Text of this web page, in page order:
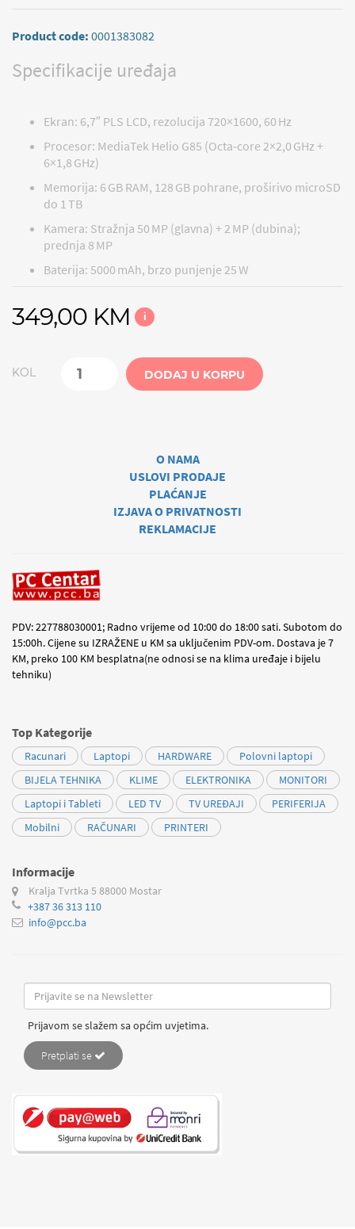
Product code: 0001383082
Specifikacije uređaja
Ekran: 6,7″ PLS LCD, rezolucija 720×1600, 60 Hz
Procesor: MediaTek Helio G85 (Octa‑core 2×2,0 GHz +
6×1,8 GHz)
Memorija: 6 GB RAM, 128 GB pohrane, proširivo microSD
do 1 TB
Kamera: Stražnja 50 MP (glavna) + 2 MP (dubina);
prednja 8 MP
Baterija: 5000 mAh, brzo punjenje 25 W
349,00 KM i
KOL DODAJ U KORPU
O NAMA
USLOVI PRODAJE
PLAĆANJE
IZJAVA O PRIVATNOSTI
REKLAMACIJE
PDV: 227788030001; Radno vrijeme od 10:00 do 18:00 sati. Subotom do
15:00h. Cijene su IZRAŽENE u KM sa uključenim PDV-om. Dostava je 7
KM, preko 100 KM besplatna(ne odnosi se na klima uređaje i bijelu
tehniku)
Top Kategorije
Racunari Laptopi HARDWARE
Polovni laptopi
BIJELA TEHNIKA
KLIME ELEKTRONIKA
MONITORI
Laptopi i Tableti
LED TV TV UREĐAJI
PERIFERIJA
Mobilni
RAČUNARI PRINTERI
Informacije
Kralja Tvrtka 5 88000 Mostar
+387 36 313 110
info@pcc.ba
Prijavom se slažem sa općim uvjetima.
Pretplati se